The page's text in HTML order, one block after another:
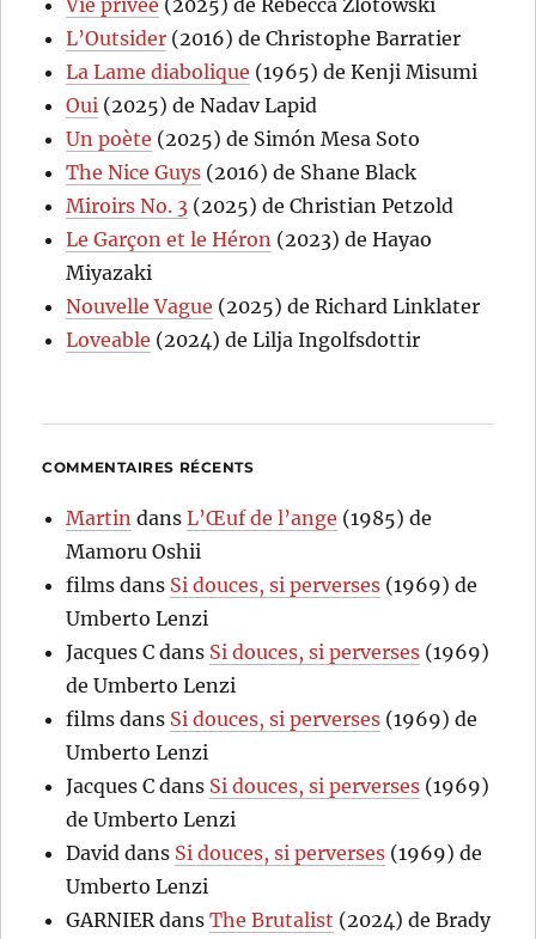
L’Outsider (2016) de Christophe Barratier
La Lame diabolique (1965) de Kenji Misumi
Oui (2025) de Nadav Lapid
Un poète (2025) de Simón Mesa Soto
The Nice Guys (2016) de Shane Black
Miroirs No. 3 (2025) de Christian Petzold
Le Garçon et le Héron (2023) de Hayao
Miyazaki
Nouvelle Vague (2025) de Richard Linklater
Loveable (2024) de Lilja Ingolfsdottir
COMMENTAIRES RÉCENTS
Martin dansL’Œuf de l’ange (1985) de
Mamoru Oshii
films dans Si douces, si perverses (1969) de
Umberto Lenzi
Jacques C dans Si douces, si perverses (1969)
de Umberto Lenzi
films dans Si douces, si perverses (1969) de
Umberto Lenzi
Jacques C dans Si douces, si perverses (1969)
de Umberto Lenzi
David dans Si douces, si perverses (1969) de
Umberto Lenzi
GARNIER dansThe Brutalist (2024) de Brady